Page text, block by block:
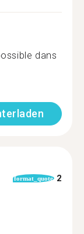
dans
format_quote 2